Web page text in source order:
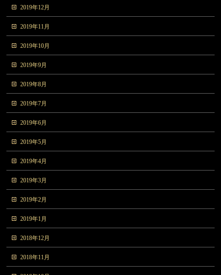
2019年12月
2019年11月
2019年10月
2019年9月
2019年8月
2019年7月
2019年6月
2019年5月
2019年4月
2019年3月
2019年2月
2019年1月
2018年12月
2018年11月